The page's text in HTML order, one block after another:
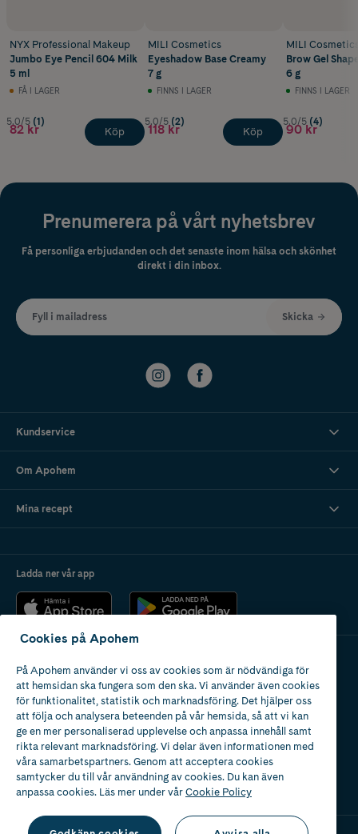
NYX Professional Makeup
Jumbo Eye Pencil 604 Milk
5 ml
FÅ I LAGER
5.0/5 (1)
82 kr Köp
MILI Cosmetics
Eyeshadow Base Creamy
7 g
FINNS I LAGER
5.0/5 (2)
118 kr Köp
MILI
Brow Gel
6 g
FINNS I LAGER
5.0/5 (4)
90 kr
Prenumerera på vårt nyhetsbrev
Få personliga erbjudanden och det senaste inom hälsa och skönhet
direkt i din inbox.
Fyll i mailadress Skicka
Kundservice
Om Apohem
Mina recept
Ladda ner vår app
Apotek med tillstånd
av Läkemedelsverket
Cookies på Apohem
På Apohem använder vi oss av cookies som är nödvändiga för
att hemsidan ska fungera som den ska. Vi använder även cookies
för funktionalitet, statistik och marknadsföring. Det hjälper oss
att följa och analysera beteenden på vår hemsida, så att vi kan
ge en mer personaliserad upplevelse och anpassa innehåll samt
rikta relevant marknadsföring. Vi delar även informationen med
våra samarbetspartners. Genom att acceptera cookies
samtycker du till vår användning av cookies. Du kan även
anpassa cookies. Läs mer under vårCookie Policy